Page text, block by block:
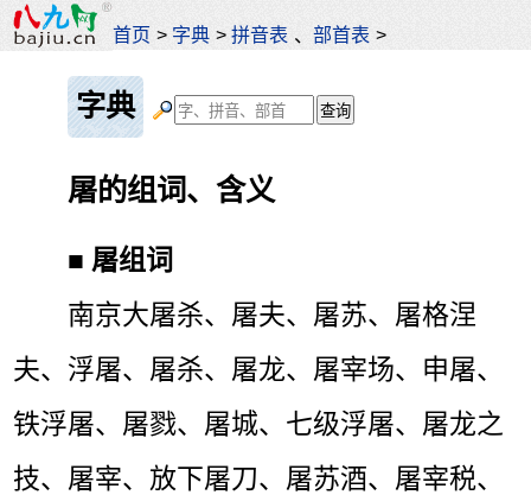
首页 > 字典 >拼音表 、部首表 >
字典
屠的组词、含义
■ 屠组词
南京大屠杀、屠夫、屠苏、屠格涅
夫、浮屠、屠杀、屠龙、屠宰场、申屠、
铁浮屠、屠戮、屠城、七级浮屠、屠龙之
技、屠宰、放下屠刀、屠苏酒、屠宰税、